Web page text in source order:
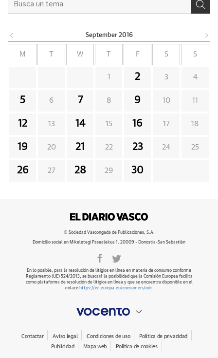
September 2016
M W F S S
1 2 3 4
5 6 7 8 9 10 11
12 13 14 15 16 17 18
19 20 21 22 23 24 25
26 27 28 29 30
© Sociedad Vascongada de Publicaciones, S.A.
Domicilio social en Mikeletegi Pasealekua 1. 20009 - Donostia-San Sebastián
En lo posible, para la resolución de litigios en línea en materia de consumo conforme
Reglamento (UE) 524/2013, se buscará la posibilidad que la Comisión Europea facilita
como plataforma de resolución de litigios en línea y que se encuentra disponible en el
enlace https://ec.europa.eu/consumers/odr.
Contactar Aviso legal Condiciones de uso
Política de privacidad
Publicidad
Mapa web Política de cookies